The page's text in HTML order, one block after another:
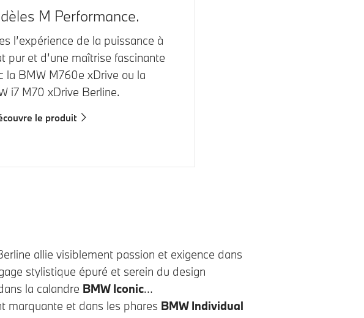
M Performance.
l’expérience de la puissance à
pur et d’une maîtrise fascinante
la BMW M760e xDrive ou la
i7 M70 xDrive Berline.
le produit
allie visiblement passion et exigence dans
stylistique épuré et serein du design
la calandre BMW Iconic
marquante et dans les phares BMW Individual